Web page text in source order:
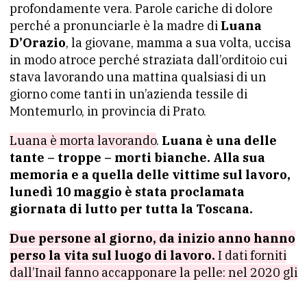
profondamente vera. Parole cariche di dolore
perché a pronunciarle è la madre di Luana
D’Orazio, la giovane, mamma a sua volta, uccisa
in modo atroce perché straziata dall’orditoio cui
stava lavorando una mattina qualsiasi di un
giorno come tanti in un’azienda tessile di
Montemurlo, in provincia di Prato.
Luana è morta lavorando. Luana è una delle
tante – troppe – morti bianche. Alla sua
memoria e a quella delle vittime sul lavoro,
lunedì 10 maggio è stata proclamata
giornata di lutto per tutta la Toscana.
Due persone al giorno, da inizio anno hanno
perso la vita sul luogo di lavoro. I dati forniti
dall’Inail fanno accapponare la pelle: nel 2020 gli